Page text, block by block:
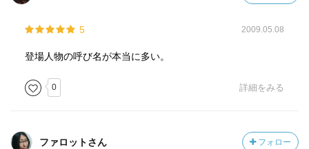
5 2009.05.08
登場人物の呼び名が本当に多い。
0 詳細をみる
ファロットさん フォロー